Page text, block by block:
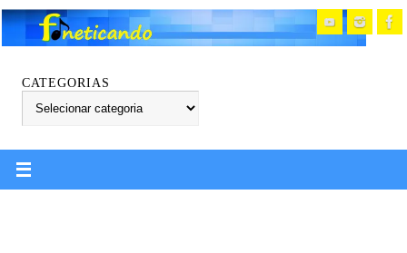
CATEGORIAS